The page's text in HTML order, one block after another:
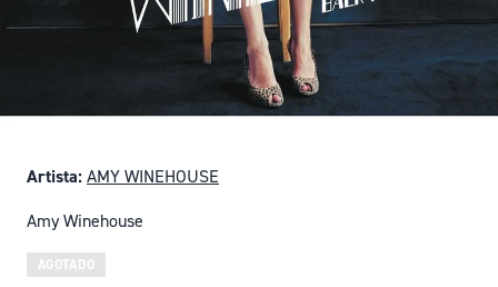
Artista:AMY WINEHOUSE
Amy Winehouse
AGOTADO